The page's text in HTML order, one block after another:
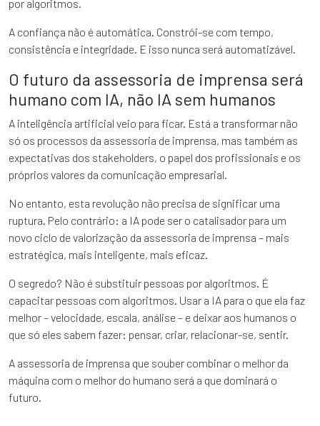
por algoritmos.
A confiança não é automática. Constrói-se com tempo,
consistência e integridade. E isso nunca será automatizável.
O futuro da assessoria de imprensa será
humano com IA, não IA sem humanos
A inteligência artificial veio para ficar. Está a transformar não
só os processos da assessoria de imprensa, mas também as
expectativas dos stakeholders, o papel dos profissionais e os
próprios valores da comunicação empresarial.
No entanto, esta revolução não precisa de significar uma
ruptura. Pelo contrário: a IA pode ser o catalisador para um
novo ciclo de valorização da assessoria de imprensa – mais
estratégica, mais inteligente, mais eficaz.
O segredo? Não é substituir pessoas por algoritmos. É
capacitar pessoas com algoritmos. Usar a IA para o que ela faz
melhor – velocidade, escala, análise – e deixar aos humanos o
que só eles sabem fazer: pensar, criar, relacionar-se, sentir.
A assessoria de imprensa que souber combinar o melhor da
máquina com o melhor do humano será a que dominará o
futuro.